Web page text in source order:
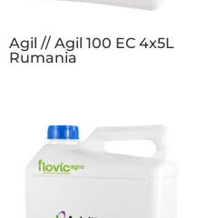
Agil // Agil 100 EC 4x5L
Rumania